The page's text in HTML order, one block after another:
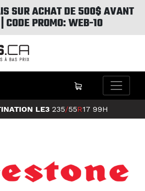
SUR ACHAT DE 500$ AVANT
CODE PROMO: WEB-10
LE3 235/55R17 99H